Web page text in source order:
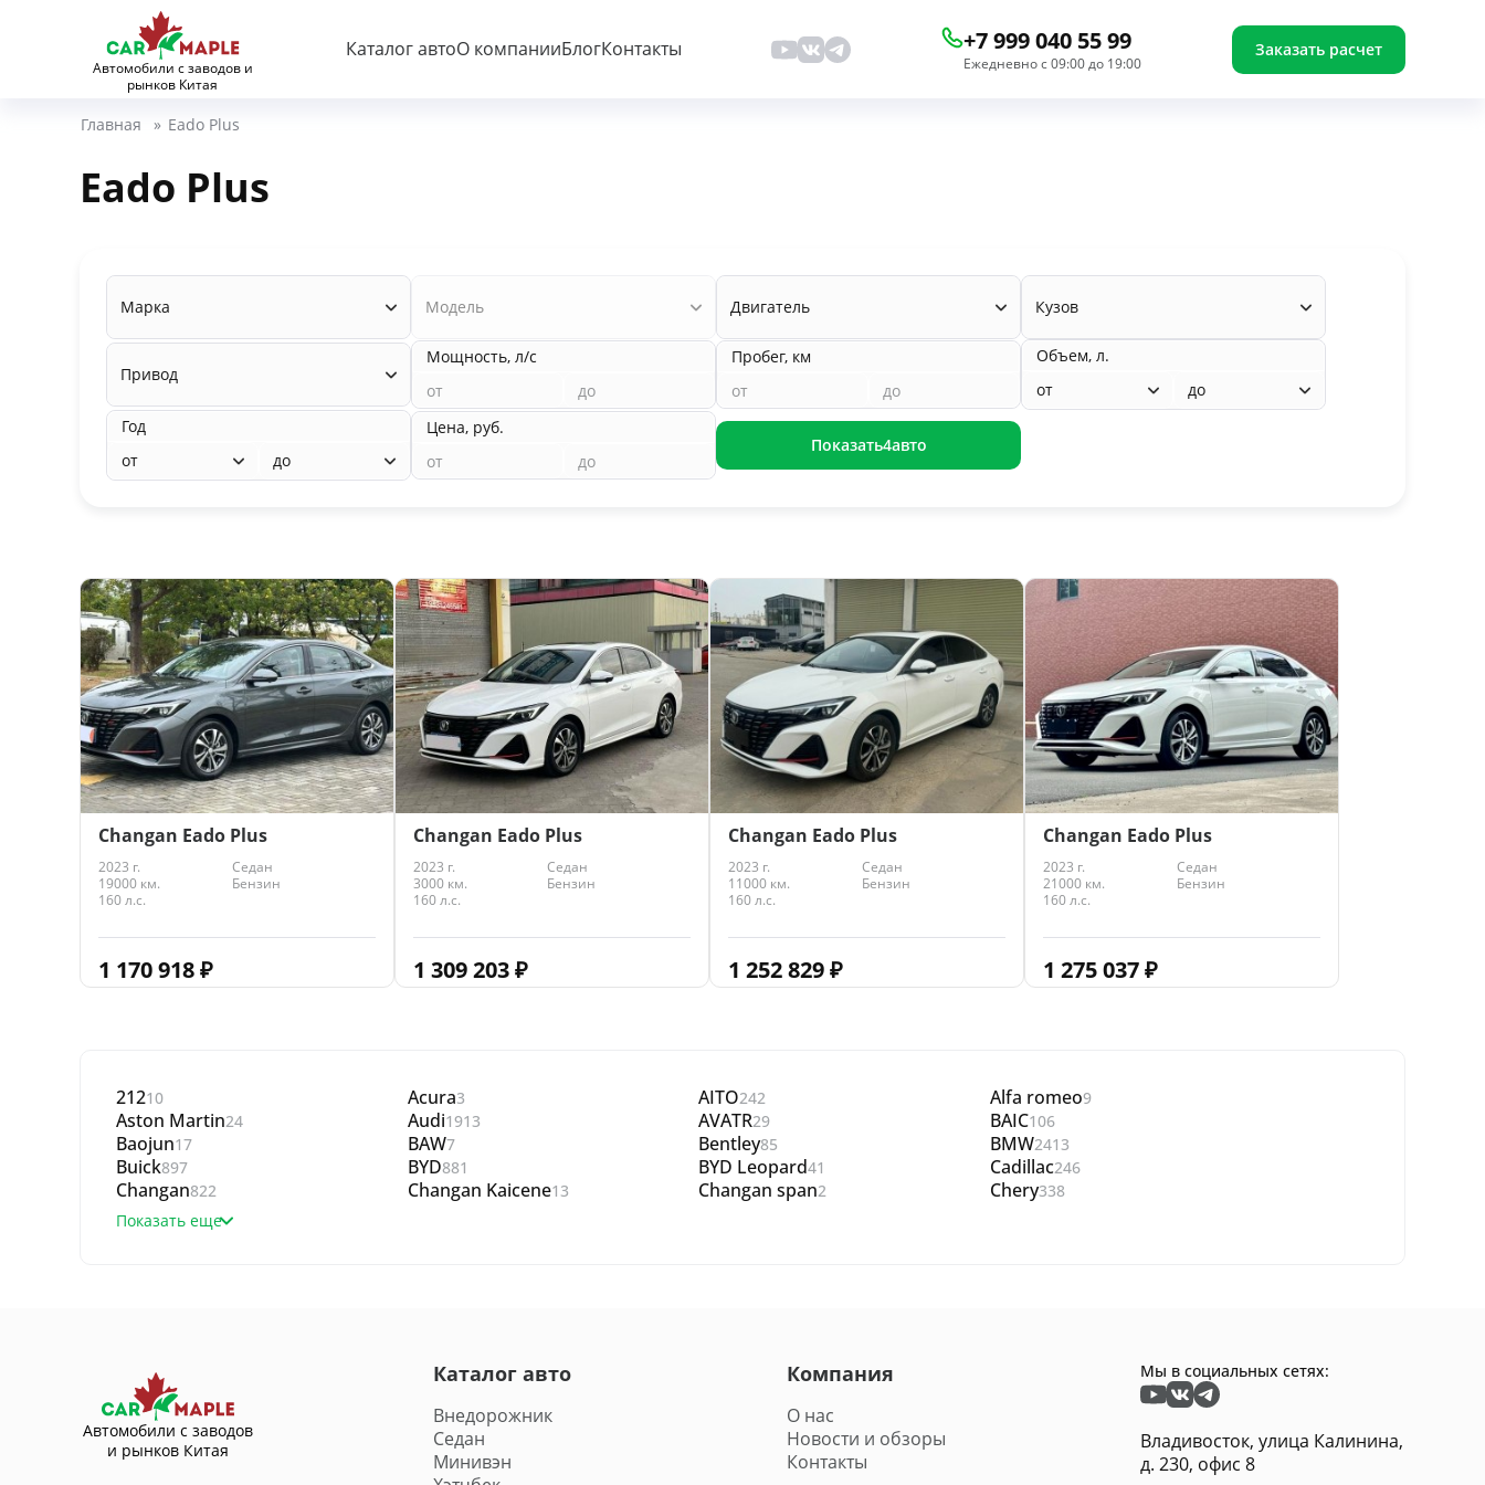
Автомобили с заводов и
рынков Китая
Каталог автоО компанииБлогКонтакты +7 999 040 55 99
Ежедневно с 09:00 до 19:00
Заказать расчет
Главная » Eado Plus
Eado Plus
Марка Модель Двигатель Кузов
Привод
Мощность, л/с Пробег, км
Объем, л.
от
до
Год
от
до
Цена, руб.
Показать4авто
Changan Eado Plus
2023 г.
Седан
19000 км.
Бензин
160 л.с.
1 170 918₽
Changan Eado Plus
2023 г.
Седан
3000 км.
Бензин
160 л.с.
1 309 203₽
Changan Eado Plus
2023 г.
Седан
11000 км.
Бензин
160 л.с.
1 252 829₽
Changan Eado Plus
2023 г.
Седан
21000 км.
Бензин
160 л.с.
1 275 037₽
21210 Acura3 AITO242 Alfa romeo9
Aston Martin24 Audi1913 AVATR29 BAIC106
Baojun17 BAW7 Bentley85 BMW2413
Buick897 BYD881 BYD Leopard41 Cadillac246
Changan822 Changan Kaicene13 Changan span2 Chery338
Показать еще
Автомобили с заводов
и рынков Китая
Каталог авто
Внедорожник
Седан
Минивэн
Компания
О нас
Новости и обзоры
Контакты
Мы в социальных сетях:
Владивосток, улица Калинина,
д. 230, офис 8